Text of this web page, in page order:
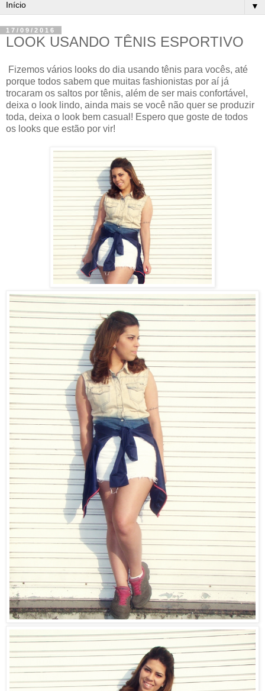
▼
17/09/2016
LOOK USANDO TÊNIS ESPORTIVO
Fizemos vários looks do dia usando tênis para vocês, até
porque todos sabem que muitas fashionistas por aí já
trocaram os saltos por tênis, além de ser mais confortável,
deixa o look lindo, ainda mais se você não quer se produzir
toda, deixa o look bem casual! Espero que goste de todos
os looks que estão por vir!